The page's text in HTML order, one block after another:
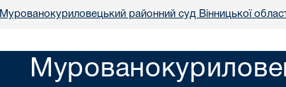
Мурованокуриловецький районний суд Вінницької